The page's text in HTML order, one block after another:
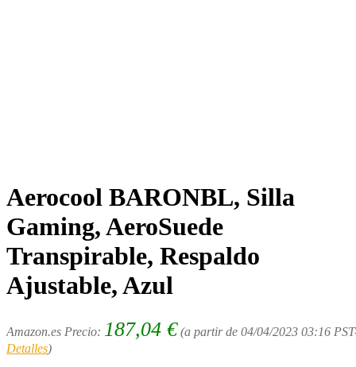
Aerocool BARONBL, Silla
Gaming, AeroSuede
Transpirable, Respaldo
Ajustable, Azul
Amazon.es Precio: 187,04 € (a partir de 04/04/2023 03:16
Detalles)